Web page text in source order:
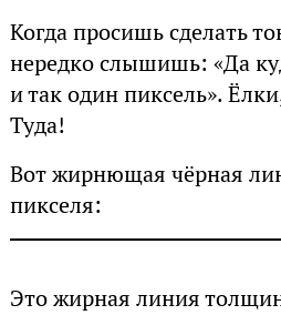
Когда просишь сделать
нередко слышишь: «Да
и так один пиксель».
Туда!
Вот жирнющая чёрная
пикселя:
Это жирная линия